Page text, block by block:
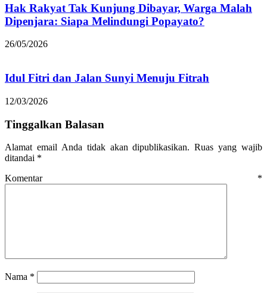
Hak Rakyat Tak Kunjung Dibayar, Warga Malah
Dipenjara: Siapa Melindungi Popayato?
26/05/2026
Idul Fitri dan Jalan Sunyi Menuju Fitrah
12/03/2026
Tinggalkan Balasan
Alamat email Anda tidak akan dipublikasikan. Ruas yang wajib
ditandai *
Komentar *
Nama *